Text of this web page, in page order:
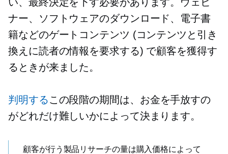
ナー、ソフトウェアのダウンロード、電子書
籍などのゲートコンテンツ (コンテンツと引き
換えに読者の情報を要求する) で顧客を獲得す
るときが来ました。
判明するこの段階の期間は、お金を手放すの
がどれだけ難しいかによって決まります。
顧客が行う製品リサーチの量は購入価格によって